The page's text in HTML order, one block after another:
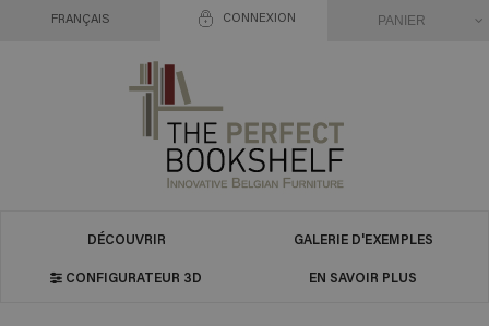
CONNEXION
FRANÇAIS PANIER
DÉCOUVRIR GALERIE D'EXEMPLES
CONFIGURATEUR 3D EN SAVOIR PLUS